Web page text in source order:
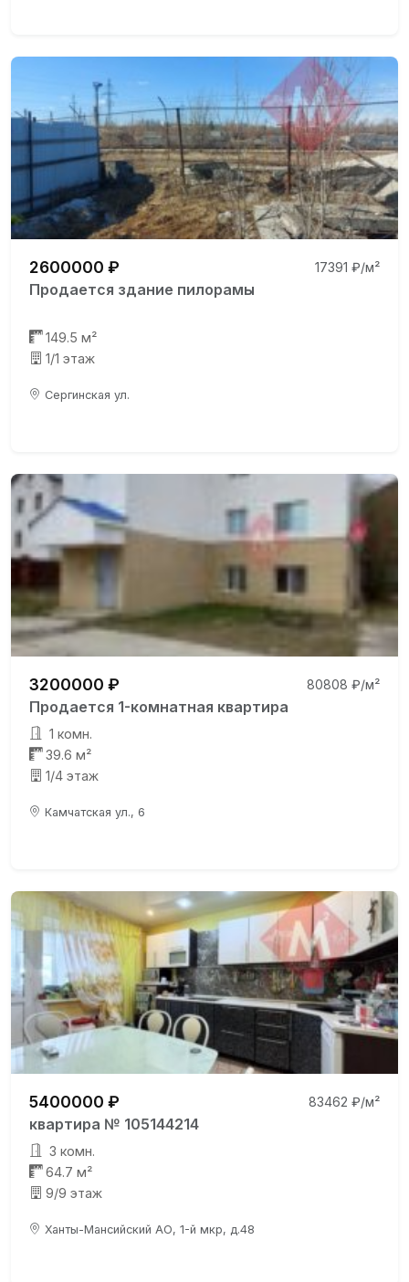
2600000 ₽ 17391 ₽/м²
Продается здание пилорамы
149.5 м²
1/1 этаж
Сергинская ул.
3200000 ₽ 80808 ₽/м²
Продается 1-комнатная квартира
1 комн.
39.6 м²
1/4 этаж
Камчатская ул., 6
5400000 ₽ 83462 ₽/м²
квартира № 105144214
3 комн.
64.7 м²
9/9 этаж
Ханты-Мансийский АО, 1-й мкр, д.48